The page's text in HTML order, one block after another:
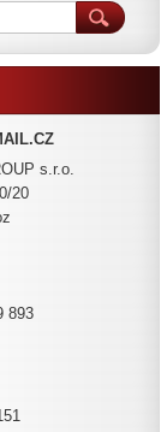
s.r.o.
20
893